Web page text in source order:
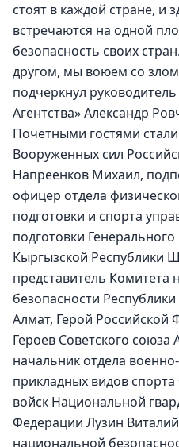
стоят в каждой стране, и
встречаются на одной
безопасность своих
другом, мы воюем со
подчеркнул
Агентства» Александр
Почётными гостями
Вооруженных сил
Напреенков Михаил,
офицер отдела
подготовки и спорта
подготовки
Кыргызской Республики
представитель Комитета
безопасности
Алмат, Герой Российской
Героев Советского
начальник отдела
прикладных видов
войск Национальной
Федерации Лузин
национальной